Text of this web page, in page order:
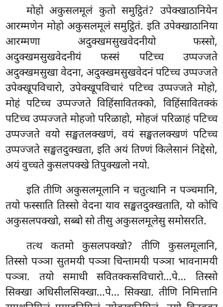
मोहो अकुसलमूलं कुतो समुट्ठितं? उपेक्खाठानियेन
आरम्मणेन मोहो अकुसलमूलं समुट्ठितं. इति उपेक्खाठानिया
आरम्मणा अदुक्खमसुखवेदनीयो फस्सो,
अदुक्खमसुखवेदनीयं फस्सं पटिच्च उप्पज्जते
अदुक्खमसुखा वेदना, अदुक्खमसुखवेदनं पटिच्च उप्पज्जते
उपेक्खूपविचारो, उपेक्खूपविचारं पटिच्च उप्पज्जते मोहो,
मोहं पटिच्च उप्पज्जते विहिंसावितक्को, विहिंसावितक्कं
पटिच्च उप्पज्जते मोहजो परिळाहो, मोहजं परिळाहं पटिच्च
उप्पज्जते वयो सङ्खतलक्खणं, वयं सङ्खतलक्खणं पटिच्च
उप्पज्जते सङ्खतदुक्खता, इति अयं तिण्णं किलेसानं निद्देसो,
अयं वुच्चते कुसलपक्खे तिपुक्खलो नयो.
इति तीणि अकुसलमूलानि न चतुत्थानि न पञ्चमानि,
तयो फस्साति तिस्सो वेदना याव सङ्खतदुक्खताति, यो कोचि
अकुसलपक्खो, सब्बो सो तीसु अकुसलमूलेसु समोसरति.
तत्थकतमो कुसलपक्खो? तीणि कुसलमूलानि,
तिस्सो पञ्ञा सुतमयी पञ्ञा चिन्तामयी पञ्ञा भावनामयी
पञ्ञा. तयो समाधी सवितक्कसविचारो…पे… तिस्सो
सिक्खा अधिसीलसिक्खा…पे… सिक्खा. तीणि निमित्तानि